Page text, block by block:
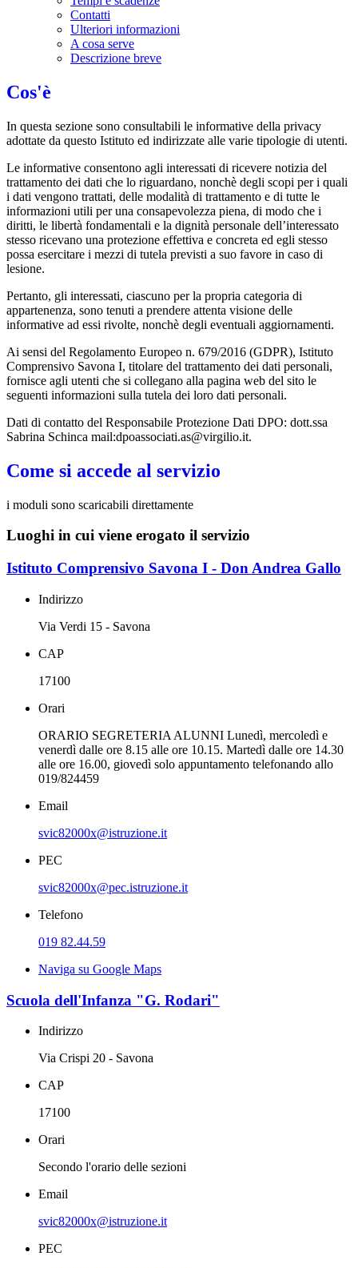
Contatti
Ulteriori informazioni
A cosa serve
Descrizione breve
Cos'è
In questa sezione sono consultabili le informative della privacy
adottate da questo Istituto ed indirizzate alle varie tipologie di utenti.
Le informative consentono agli interessati di ricevere notizia del
trattamento dei dati che lo riguardano, nonchè degli scopi per i quali
i dati vengono trattati, delle modalità di trattamento e di tutte le
informazioni utili per una consapevolezza piena, di modo che i
diritti, le libertà fondamentali e la dignità personale dell’interessato
stesso ricevano una protezione effettiva e concreta ed egli stesso
possa esercitare i mezzi di tutela previsti a suo favore in caso di
lesione.
Pertanto, gli interessati, ciascuno per la propria categoria di
appartenenza, sono tenuti a prendere attenta visione delle
informative ad essi rivolte, nonchè degli eventuali aggiornamenti.
Ai sensi del Regolamento Europeo n. 679/2016 (GDPR), Istituto
Comprensivo Savona I, titolare del trattamento dei dati personali,
fornisce agli utenti che si collegano alla pagina web del sito le
seguenti informazioni sulla tutela dei loro dati personali.
Dati di contatto del Responsabile Protezione Dati DPO: dott.ssa
Sabrina Schinca mail:dpoassociati.as@virgilio.it.
Come si accede al servizio
i moduli sono scaricabili direttamente
Luoghi in cui viene erogato il servizio
Istituto Comprensivo Savona I - Don Andrea Gallo
Indirizzo
Via Verdi 15 - Savona
CAP
17100
Orari
ORARIO SEGRETERIA ALUNNI Lunedì, mercoledì e
venerdì dalle ore 8.15 alle ore 10.15. Martedì dalle ore 14.30
alle ore 16.00, giovedì solo appuntamento telefonando allo
019/824459
Email
svic82000x@istruzione.it
PEC
svic82000x@pec.istruzione.it
Telefono
019 82.44.59
Naviga su Google Maps
Scuola dell'Infanza "G. Rodari"
Indirizzo
Via Crispi 20 - Savona
CAP
17100
Orari
Secondo l'orario delle sezioni
Email
svic82000x@istruzione.it
PEC